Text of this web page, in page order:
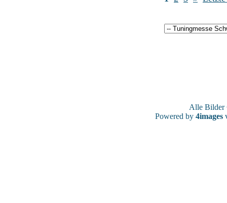
Alle
Powered by 4images